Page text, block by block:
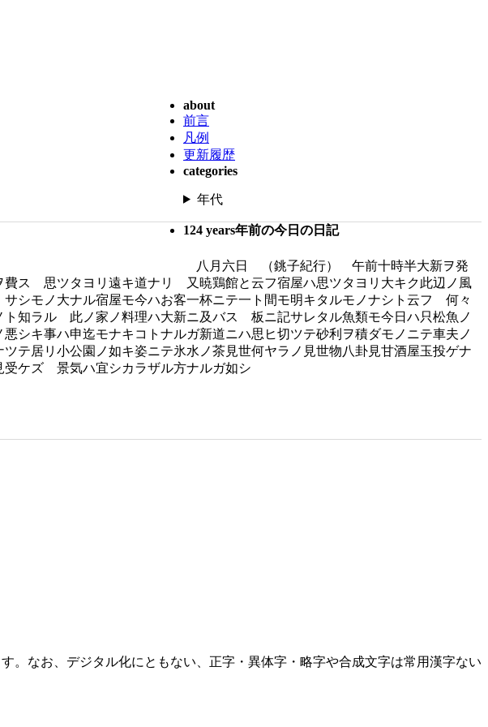
about
前言
凡例
更新履歴
categories
年代
124 years年前の今日の日記
八月六日 （銚子紀行） 午前十時半大新ヲ発
ス 思ツタヨリ遠キ道ナリ 又暁鶏館と云フ宿屋ハ思ツタヨリ大キク此辺ノ風
モノ大ナル宿屋モ今ハお客一杯ニテ一ト間モ明キタルモノナシト云フ 何々
知ラル 此ノ家ノ料理ハ大新ニ及バス 板ニ記サレタル魚類モ今日ハ只松魚ノ
キ事ハ申迄モナキコトナルガ新道ニハ思ヒ切ツテ砂利ヲ積ダモノニテ車夫ノ
居リ小公園ノ如キ姿ニテ氷水ノ茶見世何ヤラノ見世物八卦見甘酒屋玉投ゲナ
ケズ 景気ハ宜シカラザル方ナルガ如シ
。なお、デジタル化にともない、正字・異体字・略字や合成文字は常用漢字ない